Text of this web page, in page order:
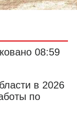
08:59
в 2026
по